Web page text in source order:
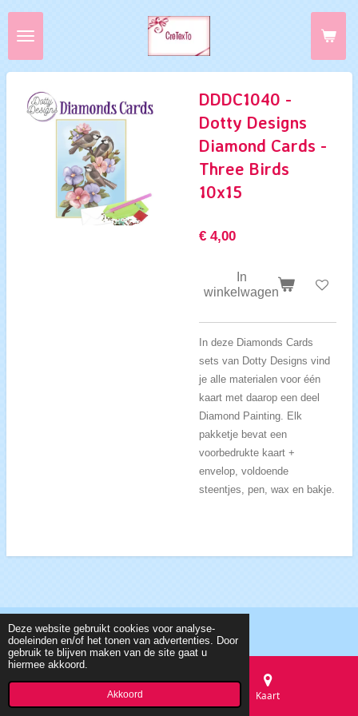
Deze website gebruikt cookies voor analyse-
doeleinden en/of het tonen van advertenties. Door
gebruik te blijven maken van de site gaat u
hiermee akkoord.
Akkoord
Ga
direct
de
hoofdinhoud
DDDC1040 -
Dotty Designs
Diamond Cards -
Three Birds
10x15
€ 4,00
In
winkelwagen
In deze Diamonds Cards
sets van Dotty Designs vind
je alle materialen voor één
kaart met daarop een deel
Diamond Painting. Elk
pakketje bevat een
voorbedrukte kaart +
envelop, voldoende
steentjes, pen, wax en bakje.
© 2018 CreTexTo, info@cretexto.nl, KvK 62394703
E-mailadres Kaart